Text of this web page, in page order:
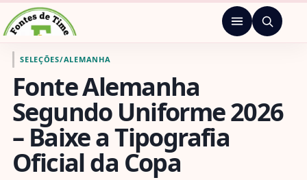
Pular para o conteúdo
Ir para a página inicial de Fontes de Time
Menu
SELEÇÕES/ALEMANHA
Fonte Alemanha
Segundo Uniforme 2026
– Baixe a Tipografia
Oficial da Copa